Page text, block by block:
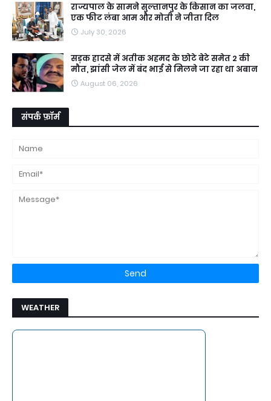
राज्यपाल के सामने सुल्तानपुर के किसान का जलवा,
एक फीट लंबा आम और मोती ने जीता दिल
July 30, 2026
सड़क हादसे में अतीक अहमद के छोटे बेटे समेत 2 की
मौत, झांसी जेल में बंद भाई से मिलने जा रहा था अबान
August 06, 2026
संपर्क फ़ॉर्म
WEATHER